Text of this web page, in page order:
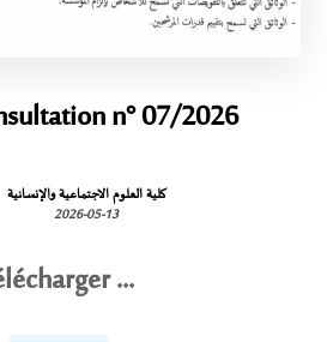
n° 07/2026
كلية العلوم الاجتماعية والإنسانية
2026-05-13
...